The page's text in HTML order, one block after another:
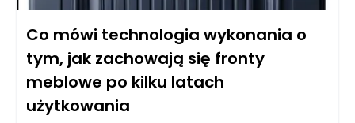
Co mówi technologia wykonania o
tym, jak zachowają się fronty
meblowe po kilku latach
użytkowania